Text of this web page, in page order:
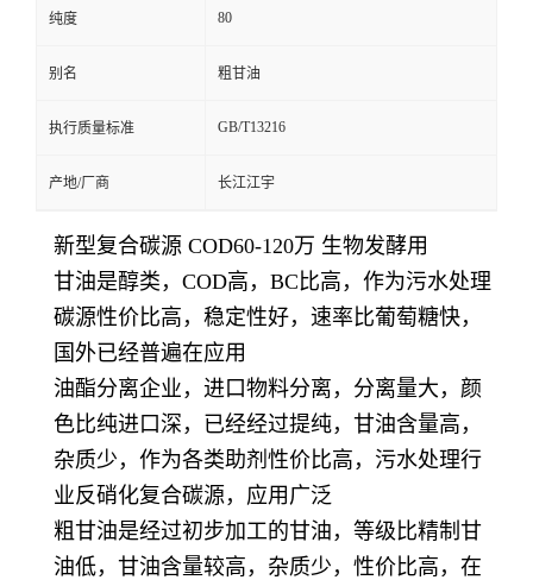
纯度 80
别名 粗甘油
执行质量标准 GB/T13216
产地/厂商 长江江宇
新型复合碳源 COD60-120万 生物发酵用
甘油是醇类，COD高，BC比高，作为污水处理
碳源性价比高，稳定性好，速率比葡萄糖快，
国外已经普遍在应用
油酯分离企业，进口物料分离，分离量大，颜
色比纯进口深，已经经过提纯，甘油含量高，
杂质少，作为各类助剂性价比高，污水处理行
业反硝化复合碳源，应用广泛
粗甘油是经过初步加工的甘油，等级比精制甘
油低，甘油含量较高，杂质少，性价比高，在